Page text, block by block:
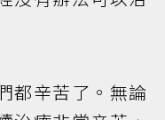
都辛苦了。無論